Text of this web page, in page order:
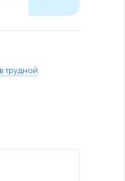
трудной